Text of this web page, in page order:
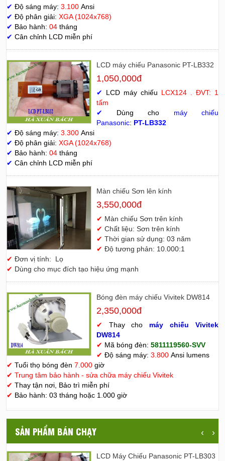
✔ Độ sáng máy: 3.100 Ansi
✔ Độ phân giải: XGA (1024x768)
✔ Bảo hành: 04 tháng
✔ Cân chỉnh LCD miễn phí
LCD máy chiếu Panasonic PT-LB332
1,050,000đ
✔ LCD máy chiếu LCX124 . ĐVT: 1
tấm
✔
Dùng cho máy chiếu
Panasonic: PT-LB332
✔ Độ sáng máy: 3.300 Ansi
✔ Độ phân giải: XGA (1024x768)
✔ Bảo hành: 04 tháng
✔ Cân chỉnh LCD miễn phí
Màn chiếu Sơn lên kính
3,550,000đ
✔ Màn chiếu Sơn trên kính
✔ Chất liệu: Sơn trên kính
✔ Thời gian sử dụng: 03 năm
✔ Độ tương phản: 10.000:1
✔ Đơn vị tính: Lọ
✔ Dùng cho mục đích tạo hiệu ứng mạnh
Bóng đèn máy chiếu Vivitek DW814
2,350,000đ
✔ Thay cho máy chiếu Vivitek
DW814
✔ Mã bóng đèn: 5811119560-SVV
✔ Độ sáng máy: 3.800Ansi lumens
✔ Tuổi thọ bóng đèn 7.000 giờ
✔ Trung tâm bảo hành - sửa chữa máy chiếu Vivitek
✔ Thay tận nơi, Bảo trì miễn phí
✔ Bảo hành: 03 tháng hoặc 1.000 giờ
SẢN PHẨM BÁN CHẠY ‹ ›
LCD Máy Chiếu Panasonic PT-LB303